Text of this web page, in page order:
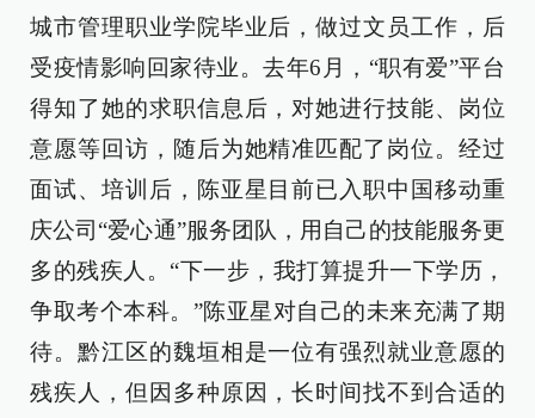
城市管理职业学院毕业后，做过文员工作，后
受疫情影响回家待业。去年6月，“职有爱”平台
得知了她的求职信息后，对她进行技能、岗位
意愿等回访，随后为她精准匹配了岗位。经过
面试、培训后，陈亚星目前已入职中国移动重
庆公司“爱心通”服务团队，用自己的技能服务更
多的残疾人。“下一步，我打算提升一下学历，
争取考个本科。”陈亚星对自己的未来充满了期
待。黔江区的魏垣相是一位有强烈就业意愿的
残疾人，但因多种原因，长时间找不到合适的